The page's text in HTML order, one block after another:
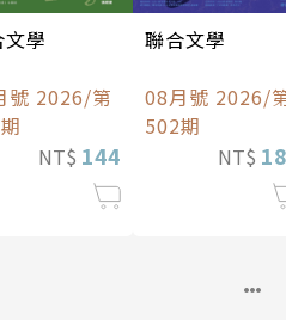
學
號 2026/第
NT$ 144
聯合文學
08月號 2026/
502期
NT$